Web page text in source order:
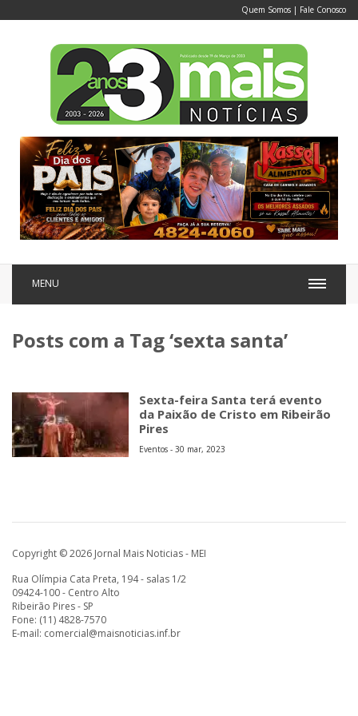
Quem Somos | Fale Conosco
MENU
Posts com a Tag ‘sexta santa’
Sexta-feira Santa terá evento
da Paixão de Cristo em Ribeirão
Pires
Eventos - 30 mar, 2023
Copyright © 2026 Jornal Mais Noticias - MEI
Rua Olímpia Cata Preta, 194 - salas 1/2
09424-100 - Centro Alto
Ribeirão Pires - SP
Fone: (11) 4828-7570
E-mail: comercial@maisnoticias.inf.br